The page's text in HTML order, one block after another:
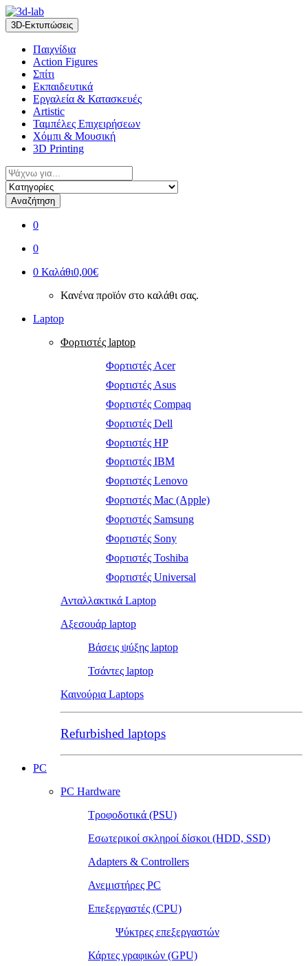
Skip
to
navigation
Skip
to
content
3D-Εκτυπώσεις
Παιχνίδια
Action Figures
Σπίτι
Εκπαιδευτικά
Εργαλεία & Κατασκευές
Artistic
Ταμπέλες Επιχειρήσεων
Χόμπι & Μουσική
3D Printing
Αναζήτηση
για:
Αναζήτηση
0
0
0 Καλάθι0,00€
Κανένα προϊόν στο καλάθι σας.
Laptop
Φορτιστές laptop
Φορτιστές Acer
Φορτιστές Asus
Φορτιστές Compaq
Φορτιστές Dell
Φορτιστές HP
Φορτιστές IBM
Φορτιστές Lenovo
Φορτιστές Mac (Apple)
Φορτιστές Samsung
Φορτιστές Sony
Φορτιστές Toshiba
Φορτιστές Universal
Ανταλλακτικά Laptop
Αξεσουάρ laptop
Βάσεις ψύξης laptop
Τσάντες laptop
Καινούρια Laptops
Refurbished laptops
PC
PC Hardware
Τροφοδοτικά (PSU)
Εσωτερικοί σκληροί δίσκοι (HDD, SSD)
Adapters & Controllers
Ανεμιστήρες PC
Επεξεργαστές (CPU)
Ψύκτρες επεξεργαστών
Κάρτες γραφικών (GPU)